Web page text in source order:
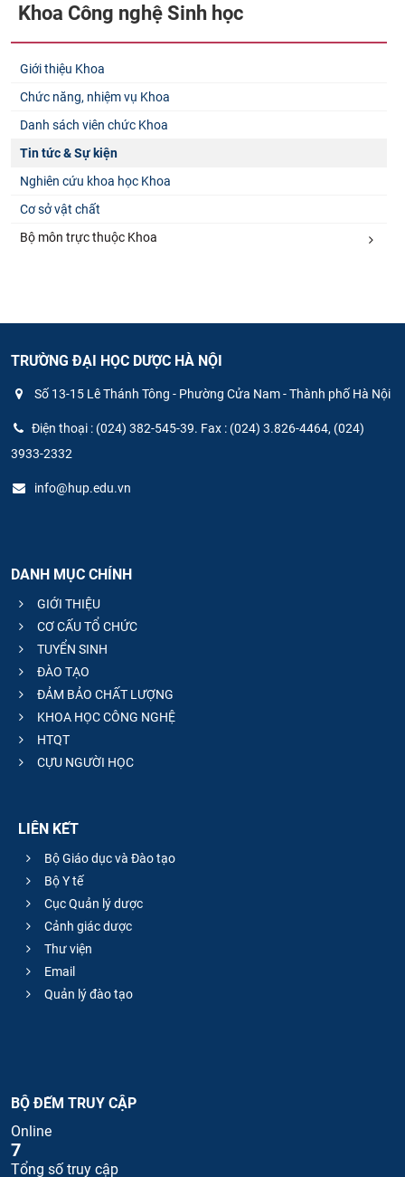
Khoa Công nghệ Sinh học
Giới thiệu Khoa
Chức năng, nhiệm vụ Khoa
Danh sách viên chức Khoa
Tin tức & Sự kiện
Nghiên cứu khoa học Khoa
Cơ sở vật chất
Bộ môn trực thuộc Khoa
TRƯỜNG ĐẠI HỌC DƯỢC HÀ NỘI
Số 13-15 Lê Thánh Tông - Phường Cửa Nam - Thành phố Hà Nội
Điện thoại : (024) 382-545-39. Fax : (024) 3.826-4464, (024)
3933-2332
info@hup.edu.vn
DANH MỤC CHÍNH
GIỚI THIỆU
CƠ CẤU TỔ CHỨC
TUYỂN SINH
ĐÀO TẠO
ĐẢM BẢO CHẤT LƯỢNG
KHOA HỌC CÔNG NGHỆ
HTQT
CỰU NGƯỜI HỌC
LIÊN KẾT
Bộ Giáo dục và Đào tạo
Bộ Y tế
Cục Quản lý dược
Cảnh giác dược
Thư viện
Email
Quản lý đào tạo
BỘ ĐẾM TRUY CẬP
Online
7
Tổng số truy cập